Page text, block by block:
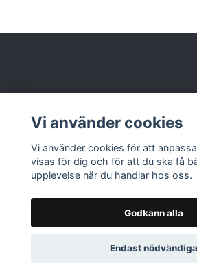
Läs mer
© 2026 Nolbox AB
Vi använder cookies
Vi använder cookies för att
visas för dig och för att du ska få
upplevelse när du handlar hos oss.
Godkänn alla
Endast nödvändiga